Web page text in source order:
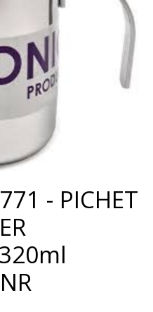
- PICHET